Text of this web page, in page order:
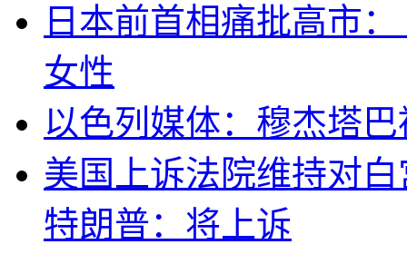
日本前首相痛批高市
女性
以色列媒体：穆杰塔
美国上诉法院维持对
特朗普：将上诉